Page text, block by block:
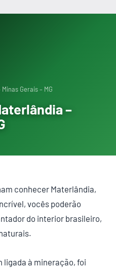
Gerais – MG
–
conhecer Materlândia,
vocês poderão
do interior brasileiro,
ligada à mineração, foi